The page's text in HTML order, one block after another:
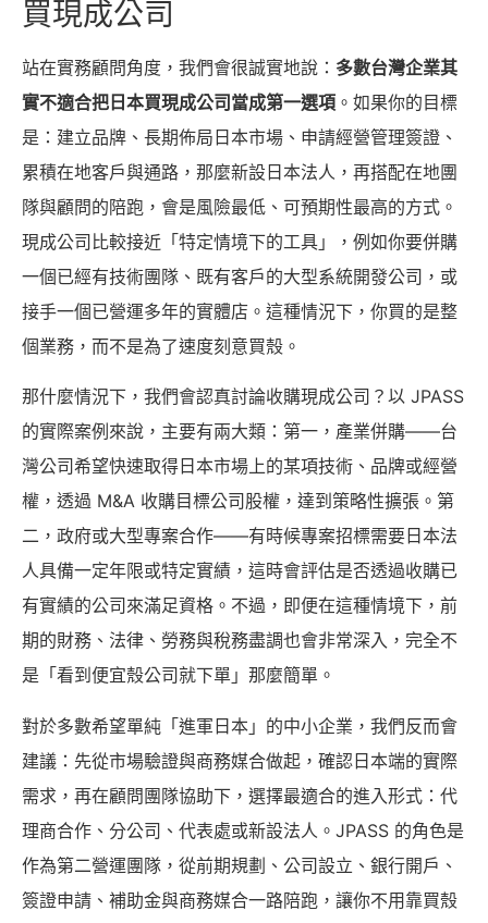
買現成公司
站在實務顧問角度，我們會很誠實地說： 多數台灣企業其
實不適合把日本買現成公司當成第一選項 。如果你的目標
是：建立品牌、長期佈局日本市場、申請經營管理簽證、
累積在地客戶與通路，那麼新設日本法人，再搭配在地團
隊與顧問的陪跑，會是風險最低、可預期性最高的方式。
現成公司比較接近「特定情境下的工具」，例如你要併購
一個已經有技術團隊、既有客戶的大型系統開發公司，或
接手一個已營運多年的實體店。這種情況下，你買的是整
個業務，而不是為了速度刻意買殼。
那什麼情況下，我們會認真討論收購現成公司？以 JPASS
的實際案例來說，主要有兩大類：第一，產業併購——台
灣公司希望快速取得日本市場上的某項技術、品牌或經營
權，透過 M&A 收購目標公司股權，達到策略性擴張。第
二，政府或大型專案合作——有時候專案招標需要日本法
人具備一定年限或特定實績，這時會評估是否透過收購已
有實績的公司來滿足資格。不過，即便在這種情境下，前
期的財務、法律、勞務與稅務盡調也會非常深入，完全不
是「看到便宜殼公司就下單」那麼簡單。
對於多數希望單純「進軍日本」的中小企業，我們反而會
建議：先從市場驗證與商務媒合做起，確認日本端的實際
需求，再在顧問團隊協助下，選擇最適合的進入形式：代
理商合作、分公司、代表處或新設法人。JPASS 的角色是
作為第二營運團隊，從前期規劃、公司設立、銀行開戶、
簽證申請、補助金與商務媒合一路陪跑，讓你不用靠買殼